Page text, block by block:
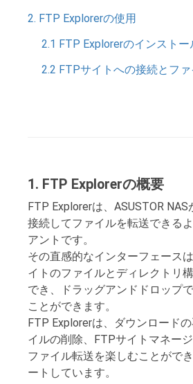
2. FTP Explorerの使用
2.1 FTP Explorerのインストー
2.2 FTPサイトへの接続とフ
1. FTP Explorerの概要
FTP Explorerは、ASUSTOR
接続してファイルを転送できる
アントです。
その直感的なインターフェース
イトのファイルとディレクトリ
でき、ドラッグアンドドロップ
ことができます。
FTP Explorerは、ダウンロード
イルの削除、FTPサイトマネー
ファイル転送を楽しむことがで
ートしています。